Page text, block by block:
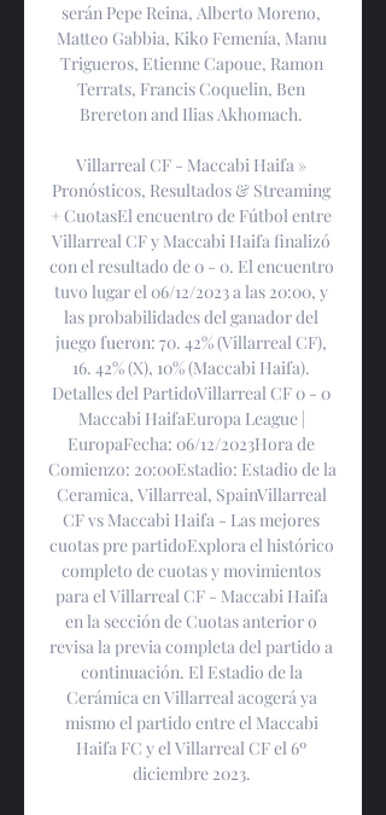
serán Pepe Reina, Alberto Moreno,
Matteo Gabbia, Kiko Femenía, Manu
Trigueros, Etienne Capoue, Ramon
Terrats, Francis Coquelin, Ben
Brereton and Ilias Akhomach.
Villarreal CF - Maccabi Haifa »
Pronósticos, Resultados & Streaming
+ CuotasEl encuentro de Fútbol entre
Villarreal CF y Maccabi Haifa finalizó
con el resultado de 0 - 0. El encuentro
tuvo lugar el 06/12/2023 a las 20:00, y
las probabilidades del ganador del
juego fueron: 70. 42% (Villarreal CF),
16. 42% (X), 10% (Maccabi Haifa).
Detalles del PartidoVillarreal CF 0 - 0
Maccabi HaifaEuropa League |
EuropaFecha: 06/12/2023Hora de
Comienzo: 20:00Estadio: Estadio de la
Ceramica, Villarreal, SpainVillarreal
CF vs Maccabi Haifa - Las mejores
cuotas pre partidoExplora el histórico
completo de cuotas y movimientos
para el Villarreal CF - Maccabi Haifa
en la sección de Cuotas anterior o
revisa la previa completa del partido a
continuación. El Estadio de la
Cerámica en Villarreal acogerá ya
mismo el partido entre el Maccabi
Haifa FC y el Villarreal CF el 6º
diciembre 2023.